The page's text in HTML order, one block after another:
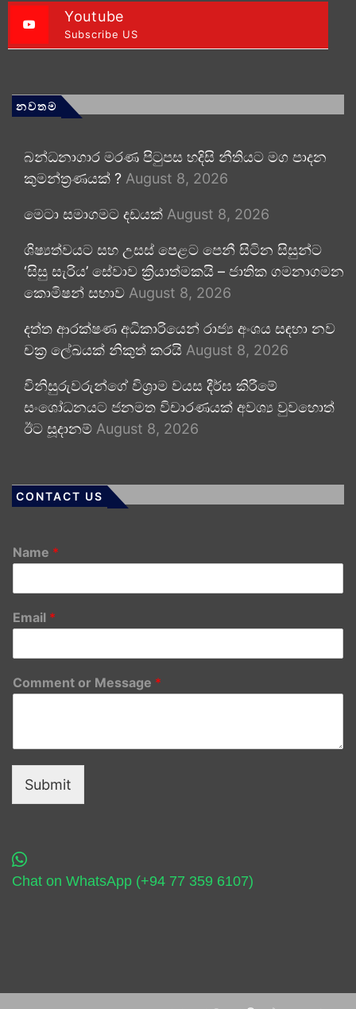
Youtube
Subscribe US
නවතම
බන්ධනාගාර මරණ පිටුපස හදිසි නීතියට මග පාදන
කුමන්ත්‍රණයක් ? August 8, 2026
මෙටා සමාගමට දඩයක් August 8, 2026
ශිෂ්‍යත්වයට සහ උසස් පෙළට පෙනී සිටින සිසුන්ට
‘සිසු සැරිය’ සේවාව ක්‍රියාත්මකයි – ජාතික ගමනාගමන
කොමිෂන් සභාව August 8, 2026
දත්ත ආරක්ෂණ අධිකාරියෙන් රාජ්‍ය අංශය සඳහා නව
චක්‍ර ලේඛයක් නිකුත් කරයි August 8, 2026
විනිසුරුවරුන්ගේ විශ්‍රාම වයස දීර්ඝ කිරීමේ
සංශෝධනයට ජනමත විචාරණයක් අවශ්‍ය වුවහොත්
ඊට සූදානම් August 8, 2026
CONTACT US
Name *
Email *
Comment or Message *
Submit
Chat on WhatsApp (+94 77 359 6107)